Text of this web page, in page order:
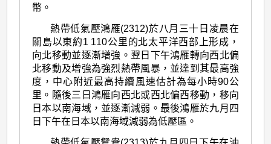
幣。
熱帶低氣壓鴻雁(2312)於八月三十日凌晨在
關島以東約1 110公里的北太平洋西部上形成，
向北移動並逐漸增強。翌日下午鴻雁轉向西北偏
北移動及增強為強烈熱帶風暴，並達到其最高強
度，中心附近最高持續風速估計為每小時90公
里。隨後三日鴻雁向西北或西北偏西移動，移向
日本以南海域，並逐漸減弱。最後鴻雁於九月四
日下午在日本以南海域減弱為低壓區。